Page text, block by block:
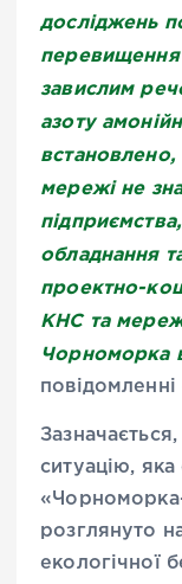
досліджень
перевищення
завислим
азоту
мережі не
обладнання
проектно-
КНС та
Чорноморка
повідомленні
Зазначається,
ситуацію,
розглянуто
екологічної